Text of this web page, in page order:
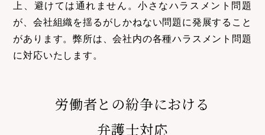
上、避けては通れません。小さなハラスメント問題
が、会社組織を揺るがしかねない問題に発展すること
があります。弊所は、会社内の各種ハラスメント問題
に対応いたします。
労働者との紛争における
弁護士対応